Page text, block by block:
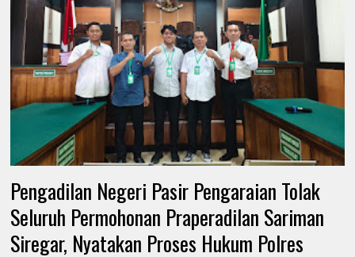
Pengadilan Negeri Pasir Pengaraian Tolak
Seluruh Permohonan Praperadilan Sariman
Siregar, Nyatakan Proses Hukum Polres